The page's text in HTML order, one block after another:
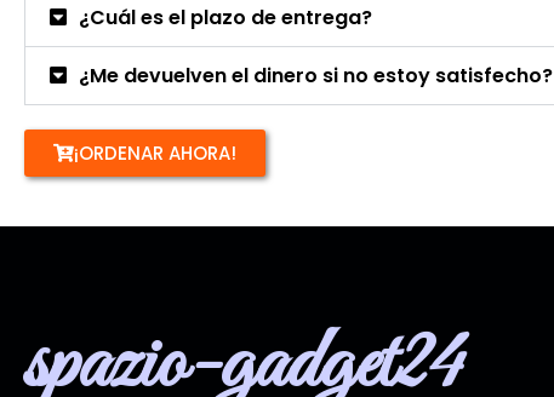
¿Cuál es el plazo de entrega?
¿Me devuelven el dinero si no estoy satisfecho?
¡ORDENAR AHORA!
spazio-gadget24